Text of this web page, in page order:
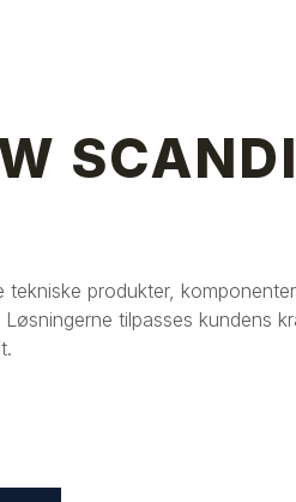
tekniske produkter,
tilpasses kundens